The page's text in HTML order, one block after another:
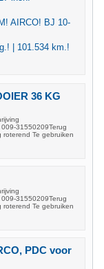
AIRCO! BJ 10-
| 101.534 km.!
36 KG
31550209Terug
roterend Te gebruiken
31550209Terug
roterend Te gebruiken
PDC voor